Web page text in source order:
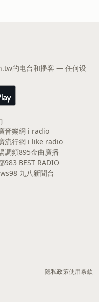
的电台和播客 — 任何设
音樂網 i radio
流行網 i like radio
調頻895金曲廣播
983 BEST RADIO
九八新聞台
隐私政策使用条款